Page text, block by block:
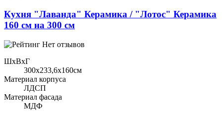
Кухня "Лаванда" Керамика / "Лотос" Керамика
160 см на 300 см
Нет отзывов
ШхВхГ
300x233,6х160см
Материал корпуса
ЛДСП
Материал фасада
МДФ